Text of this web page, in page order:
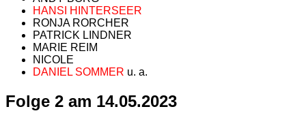
HANSI HINTERSEER
RONJA RORCHER
PATRICK LINDNER
MARIE REIM
NICOLE
DANIEL SOMMER u. a.
Folge 2 am 14.05.2023